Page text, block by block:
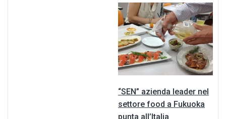
“SEN” azienda leader nel
settore food a Fukuoka
punta all’Italia